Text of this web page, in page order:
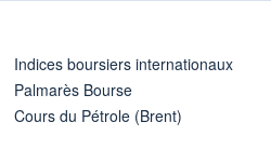
Indices boursiers internationaux
Palmarès Bourse
Cours du Pétrole (Brent)